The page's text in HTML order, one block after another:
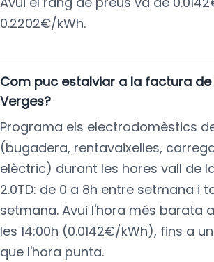
0.2202€/kWh.
Com puc estalviar a la factura de
Verges?
Programa els electrodomèstics
(bugadera, rentavaixelles,
elèctric) durant les hores vall de
2.0TD: de 0 a 8h entre setmana i
setmana. Avui l'hora més barata
les 14:00h (0.0142€/kWh), fins a
que l'hora punta.